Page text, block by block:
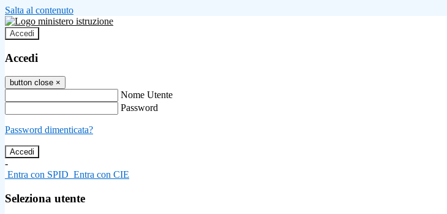
Salta al contenuto
Accedi
Accedi
button close ×
Nome Utente
Password
Password dimenticata?
-
Entra con SPID Entra con CIE
Seleziona utente